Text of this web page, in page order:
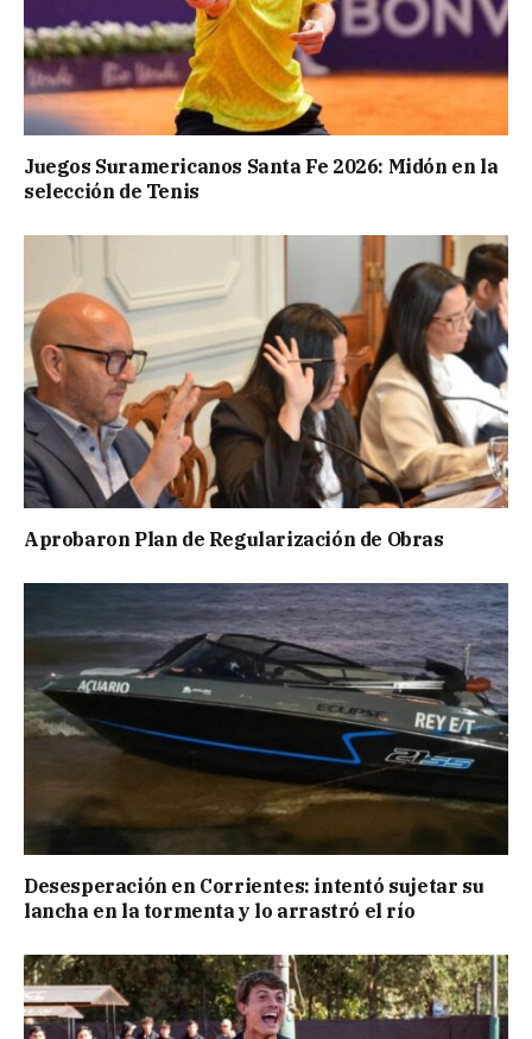
Juegos Suramericanos Santa Fe 2026: Midón en la
selección de Tenis
Aprobaron Plan de Regularización de Obras
Desesperación en Corrientes: intentó sujetar su
lancha en la tormenta y lo arrastró el río